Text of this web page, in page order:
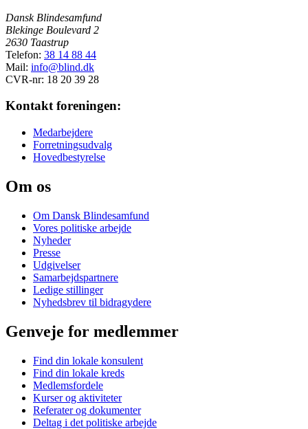
Dansk Blindesamfund
Blekinge Boulevard 2
2630 Taastrup
Telefon: 38 14 88 44
Mail: info@blind.dk
CVR-nr: 18 20 39 28
Kontakt foreningen:
Medarbejdere
Forretningsudvalg
Hovedbestyrelse
Om os
Om Dansk Blindesamfund
Vores politiske arbejde
Nyheder
Presse
Udgivelser
Samarbejdspartnere
Ledige stillinger
Nyhedsbrev til bidragydere
Genveje for medlemmer
Find din lokale konsulent
Find din lokale kreds
Medlemsfordele
Kurser og aktiviteter
Referater og dokumenter
Deltag i det politiske arbejde